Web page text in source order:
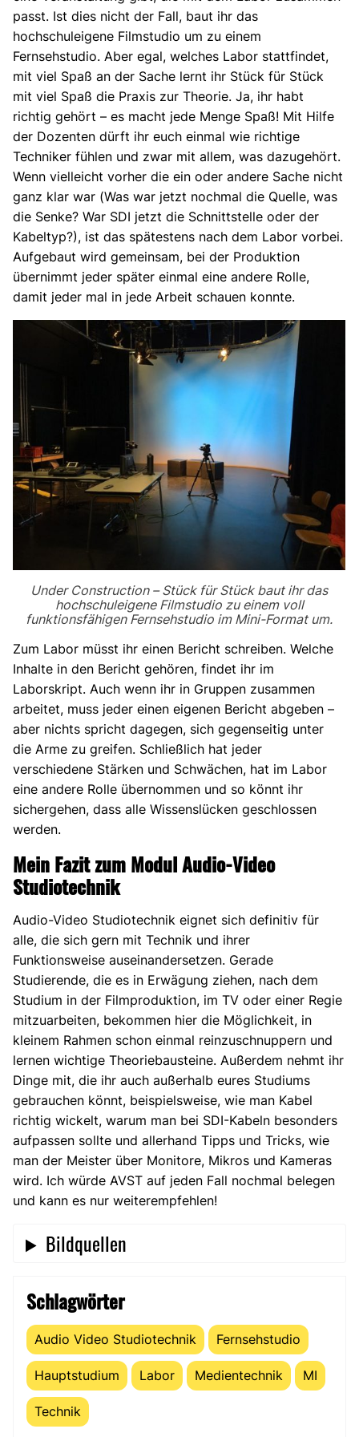
passt. Ist dies nicht der Fall, baut ihr das
hochschuleigene Filmstudio um zu einem
Fernsehstudio. Aber egal, welches Labor stattfindet,
mit viel Spaß an der Sache lernt ihr Stück für Stück
mit viel Spaß die Praxis zur Theorie. Ja, ihr habt
richtig gehört – es macht jede Menge Spaß! Mit Hilfe
der Dozenten dürft ihr euch einmal wie richtige
Techniker fühlen und zwar mit allem, was dazugehört.
Wenn vielleicht vorher die ein oder andere Sache nicht
ganz klar war (Was war jetzt nochmal die Quelle, was
die Senke? War SDI jetzt die Schnittstelle oder der
Kabeltyp?), ist das spätestens nach dem Labor vorbei.
Aufgebaut wird gemeinsam, bei der Produktion
übernimmt jeder später einmal eine andere Rolle,
damit jeder mal in jede Arbeit schauen konnte.
Under Construction – Stück für Stück baut ihr das
hochschuleigene Filmstudio zu einem voll
funktionsfähigen Fernsehstudio im Mini-Format um.
Zum Labor müsst ihr einen Bericht schreiben. Welche
Inhalte in den Bericht gehören, findet ihr im
Laborskript. Auch wenn ihr in Gruppen zusammen
arbeitet, muss jeder einen eigenen Bericht abgeben –
aber nichts spricht dagegen, sich gegenseitig unter
die Arme zu greifen. Schließlich hat jeder
verschiedene Stärken und Schwächen, hat im Labor
eine andere Rolle übernommen und so könnt ihr
sichergehen, dass alle Wissenslücken geschlossen
werden.
Mein Fazit zum Modul Audio-Video
Studiotechnik
Audio-Video Studiotechnik eignet sich definitiv für
alle, die sich gern mit Technik und ihrer
Funktionsweise auseinandersetzen. Gerade
Studierende, die es in Erwägung ziehen, nach dem
Studium in der Filmproduktion, im TV oder einer Regie
mitzuarbeiten, bekommen hier die Möglichkeit, in
kleinem Rahmen schon einmal reinzuschnuppern und
lernen wichtige Theoriebausteine. Außerdem nehmt ihr
Dinge mit, die ihr auch außerhalb eures Studiums
gebrauchen könnt, beispielsweise, wie man Kabel
richtig wickelt, warum man bei SDI-Kabeln besonders
aufpassen sollte und allerhand Tipps und Tricks, wie
man der Meister über Monitore, Mikros und Kameras
wird. Ich würde AVST auf jeden Fall nochmal belegen
und kann es nur weiterempfehlen!
Bildquellen
Schlagwörter
Audio Video Studiotechnik Fernsehstudio
Hauptstudium Labor Medientechnik MI
Technik